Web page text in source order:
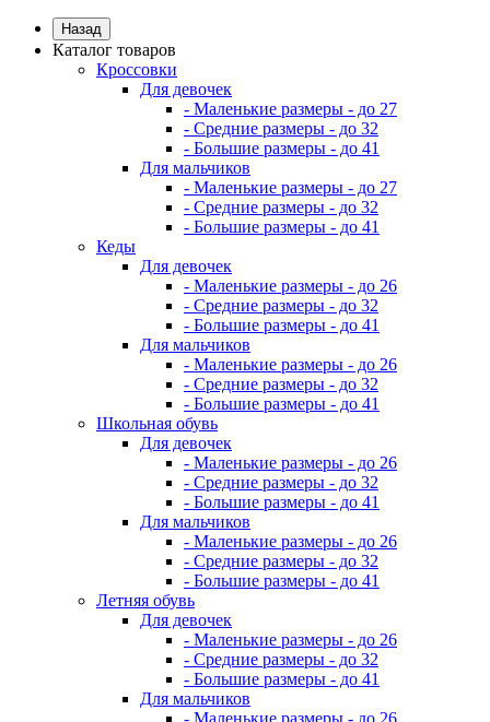
Назад
Каталог товаров
Кроссовки
Для девочек
- Маленькие размеры - до 27
- Средние размеры - до 32
- Большие размеры - до 41
Для мальчиков
- Маленькие размеры - до 27
- Средние размеры - до 32
- Большие размеры - до 41
Кеды
Для девочек
- Маленькие размеры - до 26
- Средние размеры - до 32
- Большие размеры - до 41
Для мальчиков
- Маленькие размеры - до 26
- Средние размеры - до 32
- Большие размеры - до 41
Школьная обувь
Для девочек
- Маленькие размеры - до 26
- Средние размеры - до 32
- Большие размеры - до 41
Для мальчиков
- Маленькие размеры - до 26
- Средние размеры - до 32
- Большие размеры - до 41
Летняя обувь
Для девочек
- Маленькие размеры - до 26
- Средние размеры - до 32
- Большие размеры - до 41
Для мальчиков
- Маленькие размеры - до 26